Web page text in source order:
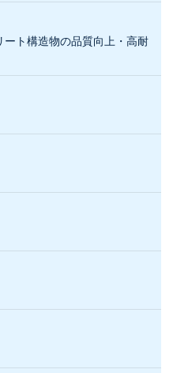
ート構造物の品質向上・高耐